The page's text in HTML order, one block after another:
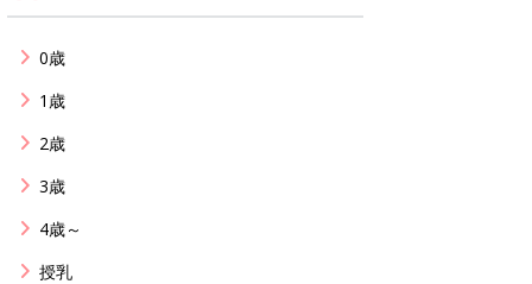
0歳
1歳
2歳
3歳
4歳～
授乳